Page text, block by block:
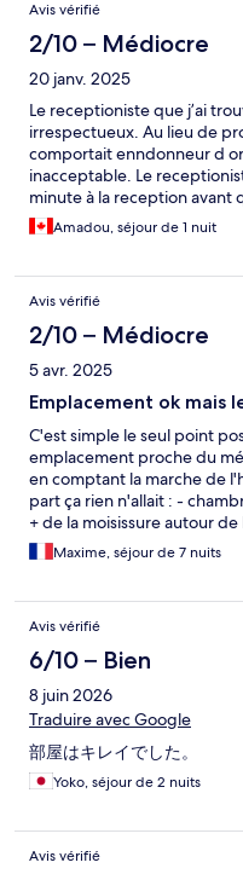
loin au vue des alentours….
je ne reviendrais pas vers ici.
Avis vérifié
2/10 – Médiocre
20 janv. 2025
Le receptioniste que j’ai
irrespectueux. Au lieu de
comportait enndonneur d
inacceptable. Le
minute à la reception avant
les clients doivent être traité
équitable à mon avis, pour
égard, cel est inacceptable.
Amadou, séjour de 1 nuit
Avis vérifié
2/10 – Médiocre
5 avr. 2025
Emplacement ok mais
C'est simple le seul point
emplacement proche du
en comptant la marche de
part ça rien n'allait : -
+ de la moisissure autour
insonorisé on entendait les
tout dans la rue y compris le
l'avais demandé Ah oui on
matelas et sans draps !!
patron (bien évidemment
matelas "correct" pour ma
confortable ma fille a dû
!!! - literie + qu'à revoir - le
sans blague on réserve un
peut appeler ça un petit
battent en duels a partager
idem alors que les
au chocolat et discuter dans
Maxime, séjour de 7 nuits
Avis vérifié
6/10 – Bien
8 juin 2026
Traduire avec Google
部屋はキレイでした。
Yoko, séjour de 2 nuits
Avis vérifié